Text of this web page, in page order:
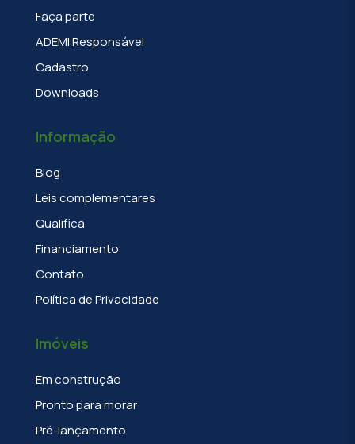
Faça parte
ADEMI Responsável
Cadastro
Downloads
Informação
Blog
Leis complementares
Qualifica
Financiamento
Contato
Política de Privacidade
Imóveis
Em construção
Pronto para morar
Pré-lançamento